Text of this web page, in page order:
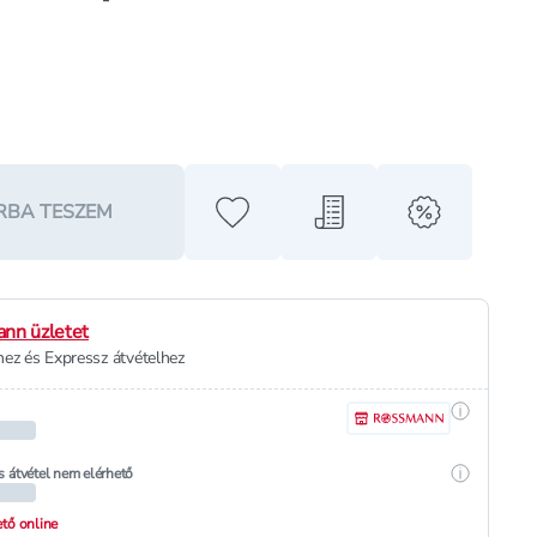
TESZEM Hozzáadás a kedvencekhez
Hozzáadás a bevásárló
alert when
üzletet
és Expressz átvételhez
Részletek
átvétel nem elérhető Részletek
online